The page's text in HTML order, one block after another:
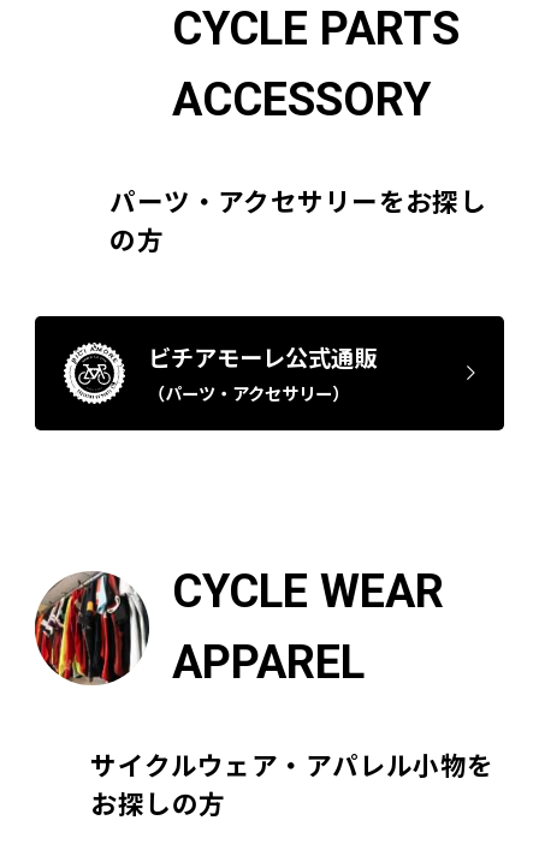
CYCLE PARTS
ACCESSORY
パーツ・アクセサリーをお探し
の方
ビチアモーレ公式通販
（パーツ・アクセサリー）
CYCLE WEAR
APPAREL
サイクルウェア・アパレル小物を
お探しの方